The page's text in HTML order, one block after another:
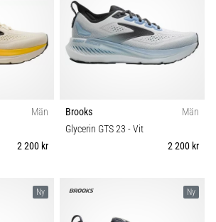
Män
2 200 kr
Brooks
Män
Glycerin GTS 23 - Vit
2 200 kr
Ny Ny